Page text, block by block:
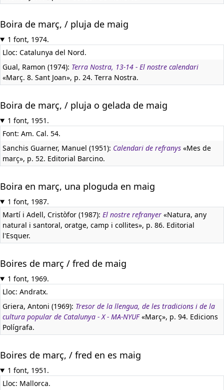
Boira de març, / pluja de maig
1 font, 1974.
Lloc: Catalunya del Nord.
Gual, Ramon (1974): Terra Nostra, 13-14 - El nostre calendari
«Març. 8. Sant Joan», p. 24. Terra Nostra.
Boira de març, / pluja o gelada de maig
1 font, 1951.
Font: Am. Cal. 54.
Sanchis Guarner, Manuel (1951): Calendari de refranys «Mes de
març», p. 52. Editorial Barcino.
Boira en març, una ploguda en maig
1 font, 1987.
Martí i Adell, Cristòfor (1987): El nostre refranyer «Natura, any
natural i santoral, oratge, camp i collites», p. 86. Editorial
l'Esquer.
Boires de març / fred de maig
1 font, 1969.
Lloc: Andratx.
Griera, Antoni (1969): Tresor de la llengua, de les tradicions i de la
cultura popular de Catalunya - X - MA-NYUF«Març», p. 94. Edicions
Polígrafa.
Boires de març, / fred en es maig
1 font, 1951.
Lloc: Mallorca.